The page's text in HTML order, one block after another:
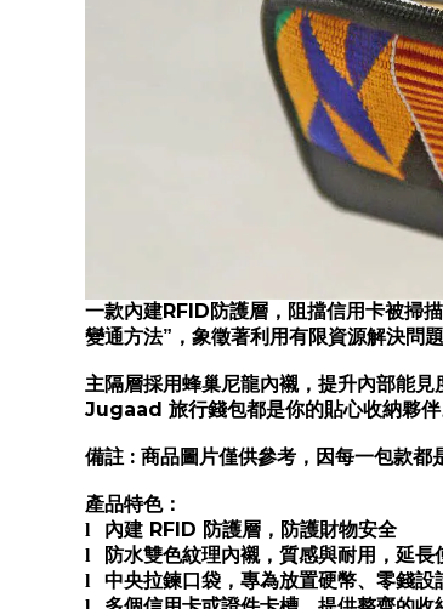
一款內建RFID 防護層，阻擋信用卡被掃
變通方法”，象徵著利用有限資源解決問
主隔層採用蜂巢尼龍內襯，提升內部能
Jugaad 旅行錢包都是你的貼心收納夥伴
備註 : 商品圖片僅供參考，因每一包款都
產品特色：
l
內建 RFID 防護層，防護財物安全
l
防水雙色紋理內襯，質感與耐用，延長
l
中央拉鍊口袋，專為放置硬幣、零錢設